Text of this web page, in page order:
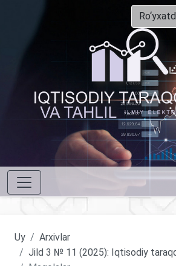
Uy
Arxivlar
Jild 3 № 11 (2025): Iqtisodiy